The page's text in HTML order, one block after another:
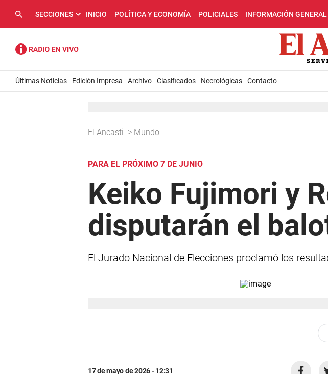
SECCIONES INICIO POLÍTICA Y ECONOMÍA POLICIALES INFORMACIÓN GENERAL
Últimas Noticias Edición Impresa Archivo Clasificados Necrológicas Contacto
El Ancasti > Mundo
PARA EL PRÓXIMO 7 DE JUNIO
Keiko Fujimori y
disputarán el
El Jurado Nacional de Elecciones proclamó los
17 de mayo de 2026 - 12:31